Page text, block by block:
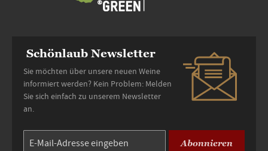
Schönlaub Newsletter
Sie möchten über unsere neuen Weine
informiert werden? Kein Problem: Melden
Sie sich einfach zu unserem Newsletter
an.
Abonnieren